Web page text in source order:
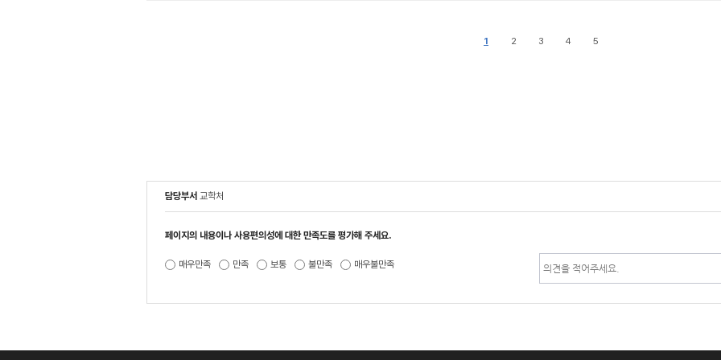
1 2 3 4 5
담당부서 교학처
페이지의 내용이나 사용편의성에 대한 만족도를 평가해 주세요.
매우만족 만족 보통 불만족 매우불만족